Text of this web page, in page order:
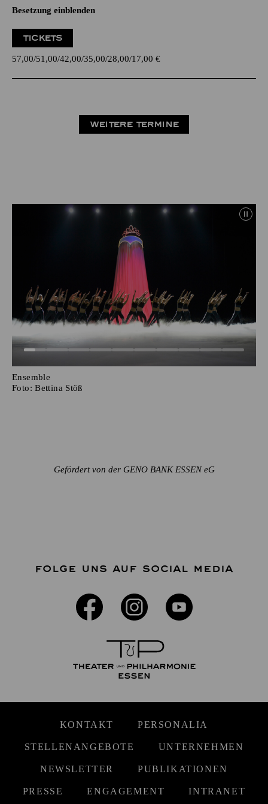
Besetzung einblenden
TICKETS
57,00 51,00 42,00 35,00 28,00 17,00 €
WEITERE TERMINE
Ensemble
Foto: Bettina Stöß
Gefördert von der GENO BANK ESSEN eG
FOLGE UNS AUF SOCIAL MEDIA
KONTAKT PERSONALIA
STELLENANGEBOTE UNTERNEHMEN
NEWSLETTER PUBLIKATIONEN
PRESSE ENGAGEMENT INTRANET